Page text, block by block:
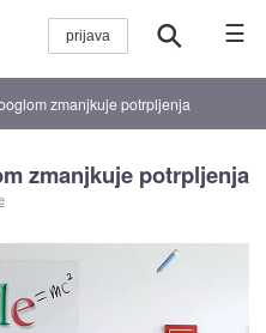
☰
zmanjkuje potrpljenja
zmanjkuje potrpljenja